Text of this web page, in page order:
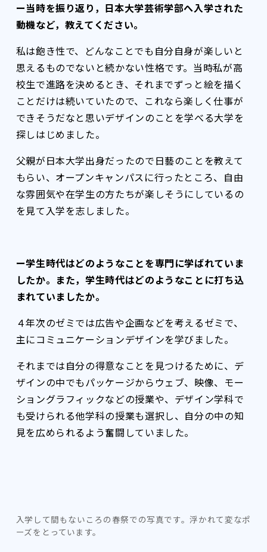
ー当時を振り返り，日本大学芸術学部へ入学された
動機など，教えてください。
私は飽き性で、どんなことでも自分自身が楽しいと
思えるものでないと続かない性格です。当時私が高
校生で進路を決めるとき、それまでずっと絵を描く
ことだけは続いていたので、これなら楽しく仕事が
できそうだなと思いデザインのことを学べる大学を
探しはじめました。
父親が日本大学出身だったので日藝のことを教えて
もらい、オープンキャンパスに行ったところ、自由
な雰囲気や在学生の方たちが楽しそうにしているの
を見て入学を志しました。
ー学生時代はどのようなことを専門に学ばれていま
したか。また，学生時代はどのようなことに打ち込
まれていましたか。
４年次のゼミでは広告や企画などを考えるゼミで、
主にコミュニケーションデザインを学びました。
それまでは自分の得意なことを見つけるために、デ
ザインの中でもパッケージからウェブ、映像、モー
ショングラフィックなどの授業や、デザイン学科で
も受けられる他学科の授業も選択し、自分の中の知
見を広められるよう奮闘していました。
入学して間もないころの春祭での写真です。浮かれて変なポ
ーズをとっています。